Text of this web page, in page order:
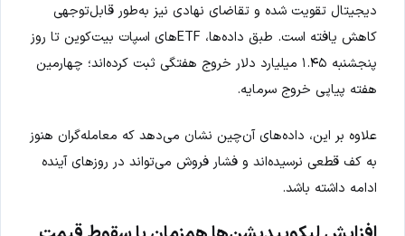
دیجیتال تقویت شده و تقاضای نهادی نیز به‌طور قابل‌توجهی
کاهش یافته است. طبق داده‌ها، ETFهای اسپات بیت‌کوین تا روز
پنجشنبه ۱.۴۵ میلیارد دلار خروج هفتگی ثبت کرده‌اند؛ چهارمین
هفته پیاپی خروج سرمایه.
علاوه بر این، داده‌های آن‌چین نشان می‌دهد که معامله‌گران هنوز
به کف قطعی نرسیده‌اند و فشار فروش می‌تواند در روزهای آینده
ادامه داشته باشد.